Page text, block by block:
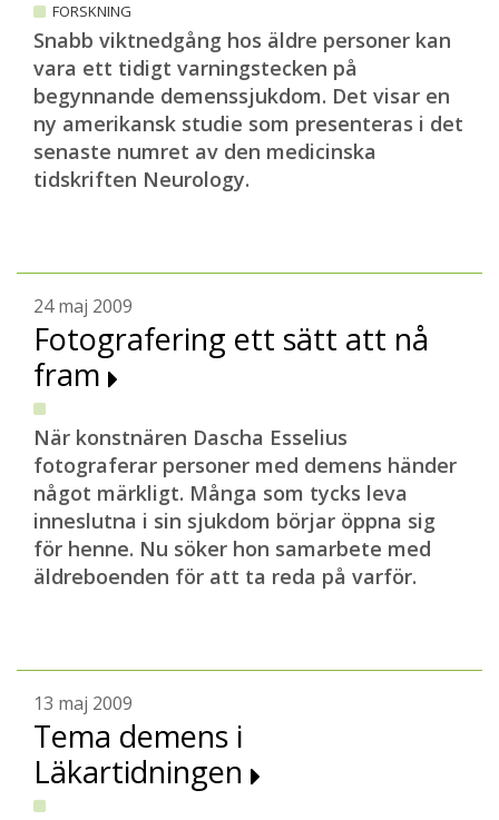
FORSKNING
Snabb viktnedgång hos äldre personer kan
vara ett tidigt varningstecken på
begynnande demenssjukdom. Det visar en
ny amerikansk studie som presenteras i det
senaste numret av den medicinska
tidskriften Neurology.
24 maj 2009
Fotografering ett sätt att nå
fram
När konstnären Dascha Esselius
fotograferar personer med demens händer
något märkligt. Många som tycks leva
inneslutna i sin sjukdom börjar öppna sig
för henne. Nu söker hon samarbete med
äldreboenden för att ta reda på varför.
13 maj 2009
Tema demens i
Läkartidningen